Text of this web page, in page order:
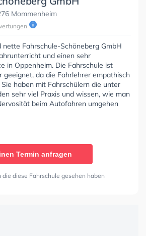
Mommenheim
Fahrschule-Schöneberg GmbH
und einen sehr
in Oppenheim. Die Fahrschule ist
da die Fahrlehrer empathisch
haben mit Fahrschülern die unter
sehr viel Praxis und wissen, wie man
beim Autofahren umgehen
Termin anfragen
die diese Fahrschule gesehen haben